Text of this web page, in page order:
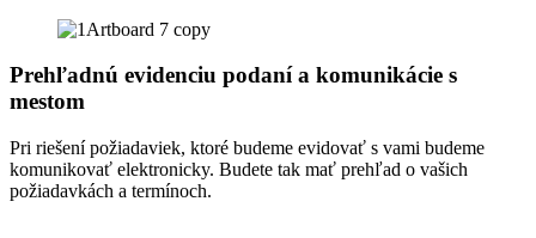
Prehľadnú evidenciu podaní a komunikácie s
mestom
Pri riešení požiadaviek, ktoré budeme evidovať s vami budeme
komunikovať elektronicky. Budete tak mať prehľad o vašich
požiadavkách a termínoch.